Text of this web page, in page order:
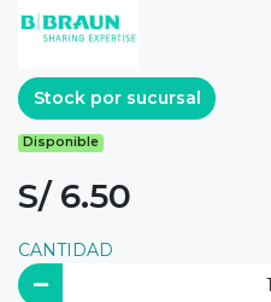
Stock por sucursal
Disponible
S/ 6.50
CANTIDAD